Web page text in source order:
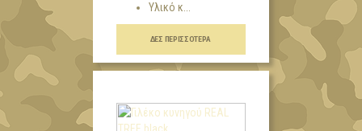
Υλικό κ...
ΔΕΣ ΠΕΡΙΣΣΌΤΕΡΑ